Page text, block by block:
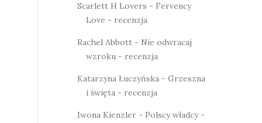
Scarlett H Lovers - Fervency
Love - recenzja
Rachel Abbott - Nie odwracaj
wzroku - recenzja
Katarzyna Łuczyńska - Grzeszna
i święta - recenzja
Iwona Kienzler - Polscy władcy -